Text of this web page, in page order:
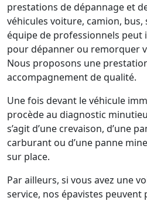
prestations de dépannage et
véhicules voiture, camion,
équipe de professionnels
pour dépanner ou remorquer
Nous proposons une
accompagnement de qualité.
Une fois devant le véhicule
procède au diagnostic
s’agit d’une crevaison, d’une
carburant ou d’une panne
sur place.
Par ailleurs, si vous avez une
service, nos épavistes peuvent